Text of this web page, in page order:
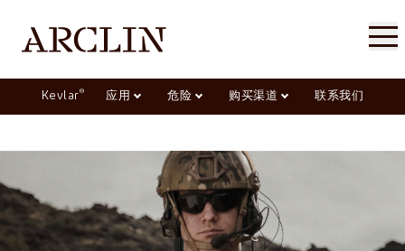
Kevlar® 应用 危险 购买渠道 联系我们